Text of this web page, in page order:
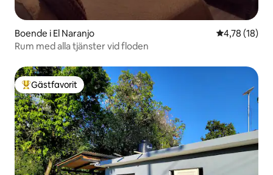
Boende i El Naranjo 4,78 av 5 i
4,78 (18)
Rum med alla tjänster vid floden
Populär gästfavorit
Gästfavorit